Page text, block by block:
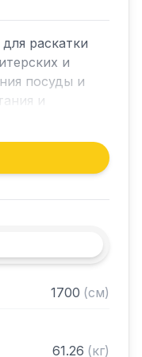
раскатки
и
посуды и
и
430
1700 (см)
61.26 (кг)